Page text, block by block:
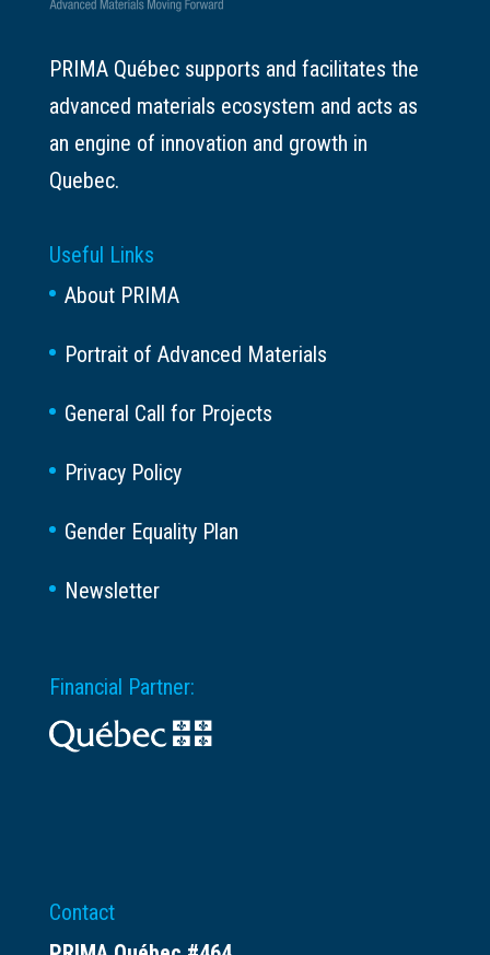
PRIMA Québec supports and facilitates the
advanced materials ecosystem and acts as
an engine of innovation and growth in
Quebec.
Useful Links
About PRIMA
Portrait of Advanced Materials
General Call for Projects
Privacy Policy
Gender Equality Plan
Newsletter
Financial Partner:
Contact